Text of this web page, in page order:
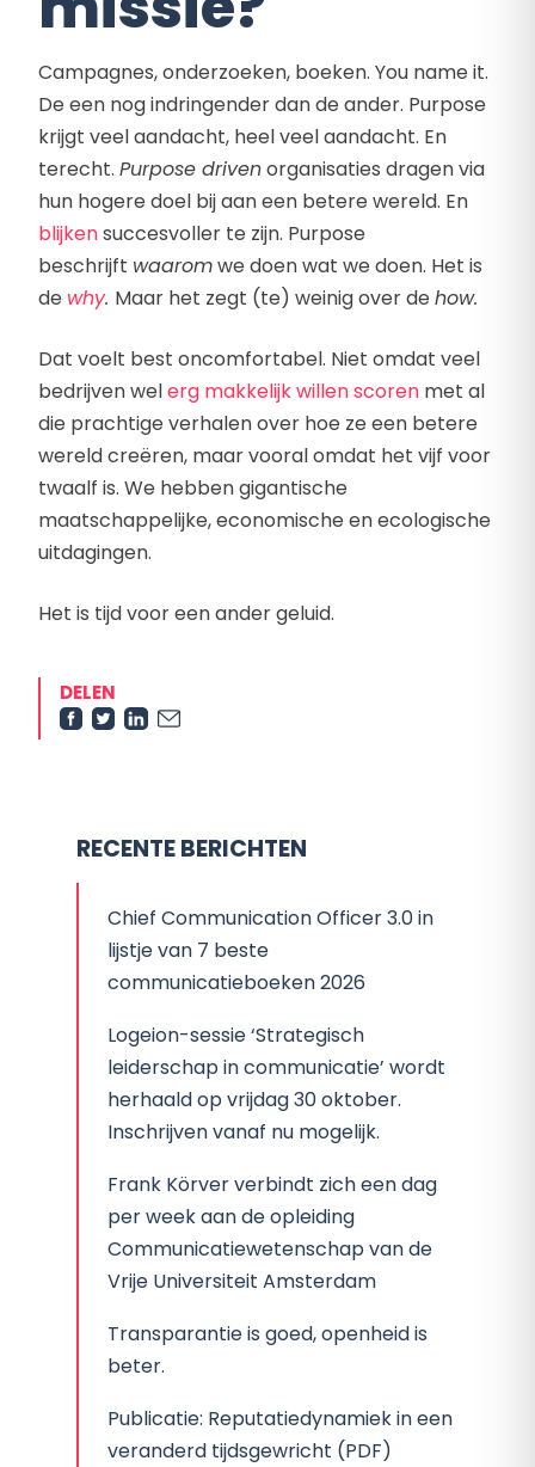
Campagnes, onderzoeken, boeken. You name it.
De een nog indringender dan de ander. Purpose
krijgt veel aandacht, heel veel aandacht. En
terecht. Purpose drivenorganisaties dragen via
hun hogere doel bij aan een betere wereld. En
blijkensuccesvoller te zijn. Purpose
beschrijft waaromwe doen wat we doen. Het is
de why. Maar het zegt (te) weinig over de how.
Dat voelt best oncomfortabel. Niet omdat veel
bedrijven welerg makkelijk willen scoren met al
die prachtige verhalen over hoe ze een betere
wereld creëren, maar vooral omdat het vijf voor
twaalf is. We hebben gigantische
maatschappelijke, economische en ecologische
uitdagingen.
Het is tijd voor een ander geluid.
DELEN
RECENTE BERICHTEN
Chief Communication Officer 3.0 in
lijstje van 7 beste
communicatieboeken 2026
Logeion-sessie ‘Strategisch
leiderschap in communicatie’ wordt
herhaald op vrijdag 30 oktober.
Inschrijven vanaf nu mogelijk.
Frank Körver verbindt zich een dag
per week aan de opleiding
Communicatiewetenschap van de
Vrije Universiteit Amsterdam
Transparantie is goed, openheid is
beter.
Publicatie: Reputatiedynamiek in een
veranderd tijdsgewricht (PDF)